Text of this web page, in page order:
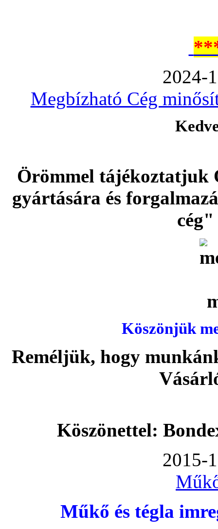
2024-
Megbízható Cég
Örömmel tájékoztatjuk
gyártására és
Köszönjük
Reméljük, hogy
Köszönettel:
2015-
Műkő és tégla